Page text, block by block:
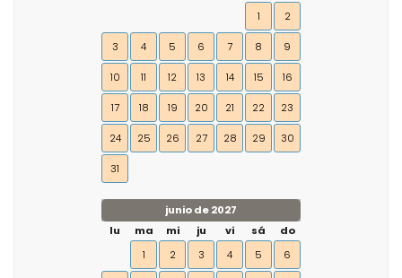
1
2
3 4 5 6 7 8 9
10 11 12 13 14 15 16
17 18 19 20 21 22 23
24 25 26 27 28 29 30
31
junio de 2027
lu
ma mi ju vi sá
do
1
2 3 4 5 6